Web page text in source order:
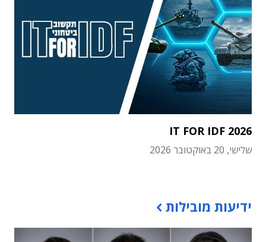
IT FOR IDF 2026
שלישי, 20 באוקטובר 2026
ידיעות מובילות